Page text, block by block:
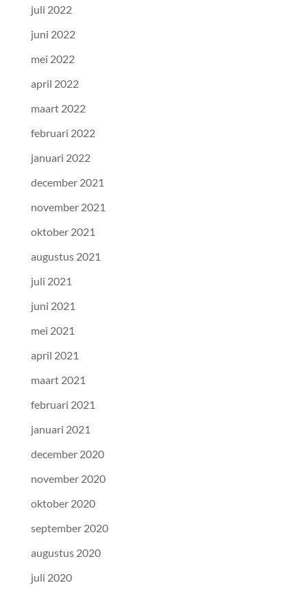
juli 2022
juni 2022
mei 2022
april 2022
maart 2022
februari 2022
januari 2022
december 2021
november 2021
oktober 2021
augustus 2021
juli 2021
juni 2021
mei 2021
april 2021
maart 2021
februari 2021
januari 2021
december 2020
november 2020
oktober 2020
september 2020
augustus 2020
juli 2020